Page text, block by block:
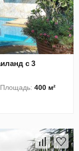
с 3
Площадь:400 м²